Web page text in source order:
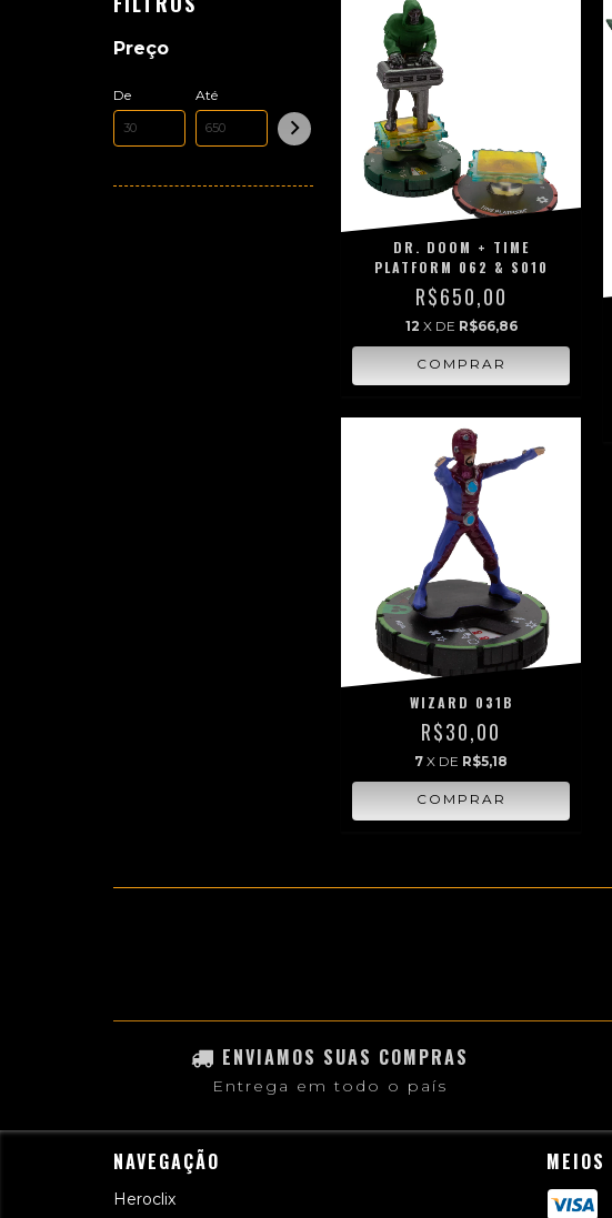
Preço
De Até
DR. DOOM + TIME
PLATFORM 062 & S010
R$650,00
12 X DE R$66,86
WIZARD 031B
R$30,00
7 X DE R$5,18
ENVIAMOS SUAS COMPRAS
Entrega em todo o país
NAVEGAÇÃO
Heroclix
MEIOS